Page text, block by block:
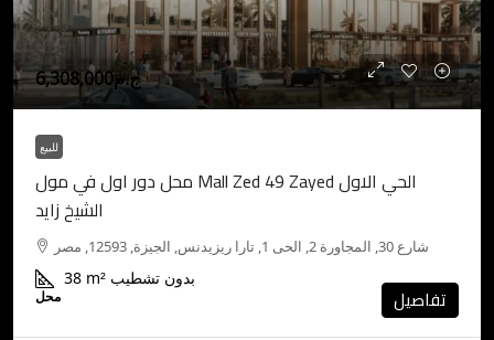
ج.م6,308,000
للبيع
محل دور اول في مول Mall Zed 49 Zayed الحي الاول
الشيخ زايد
شارع 30, المجاورة 2, الحى 1, تارا ريزيدنس, الجيزة, 12593, مصر
38 m² بدون تشطيب
محل تفاصيل